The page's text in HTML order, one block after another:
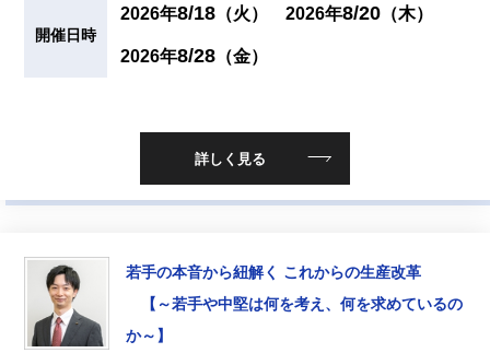
開催日時
2026年8/18 （火） 2026年8/20 （木）
2026年8/28 （金）
詳しく見る
若手の本音から紐解く これからの生産改革
【～若手や中堅は何を考え、何を求めているの
か～】